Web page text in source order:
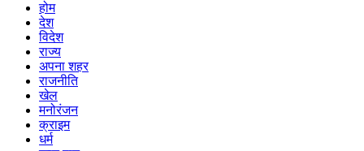
होम
देश
विदेश
राज्य
अपना शहर
राजनीति
खेल
मनोरंजन
क्राइम
धर्म